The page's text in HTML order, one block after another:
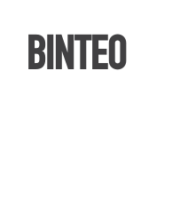
ΒΙΝΤΕΟ